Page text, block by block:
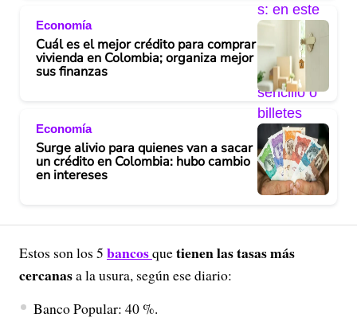
Economía
Cuál es el mejor crédito para comprar
vivienda en Colombia; organiza mejor
sus finanzas
Economía
Surge alivio para quienes van a sacar
un crédito en Colombia: hubo cambio
en intereses
Estos son los 5 bancosquetienen las tasas más
cercanasa la usura, según ese diario:
Banco Popular: 40 %.